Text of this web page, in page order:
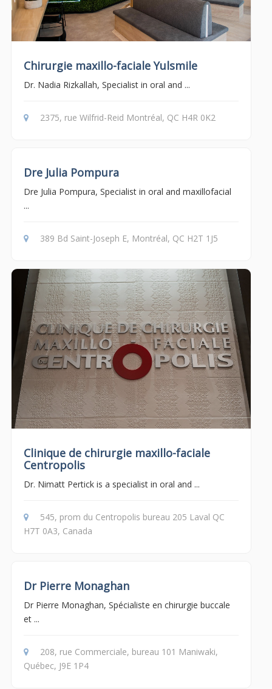
Chirurgie maxillo-faciale Yulsmile
Dr. Nadia Rizkallah, Specialist in oral and ...
2375, rue Wilfrid-Reid Montréal, QC H4R 0K2
Dre Julia Pompura
Dre Julia Pompura, Specialist in oral and maxillofacial
...
389 Bd Saint-Joseph E, Montréal, QC H2T 1J5
Clinique de chirurgie maxillo-faciale
Centropolis
Dr. Nimatt Pertick is a specialist in oral and ...
545, prom du Centropolis bureau 205 Laval QC
H7T 0A3, Canada
Dr Pierre Monaghan
Dr Pierre Monaghan, Spécialiste en chirurgie buccale
et ...
208, rue Commerciale, bureau 101 Maniwaki,
Québec, J9E 1P4